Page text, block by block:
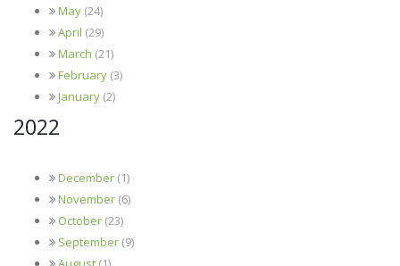
May (24)
April (29)
March (21)
February (3)
January (2)
2022
December (1)
November (6)
October (23)
September (9)